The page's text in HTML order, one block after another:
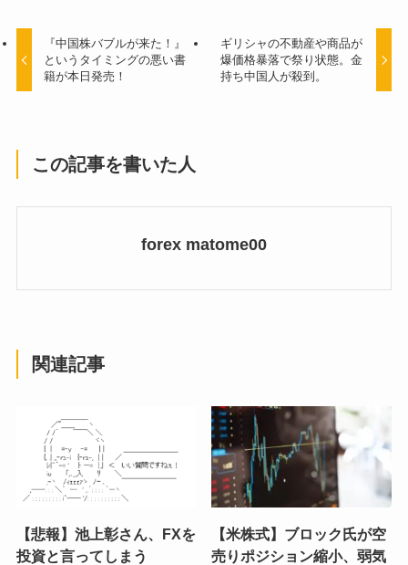
『中国株バブルが来た！』
というタイミングの悪い書
籍が本日発売！
ギリシャの不動産や商品が
爆価格暴落で祭り状態。金
持ち中国人が殺到。
この記事を書いた人
forex matome00
関連記事
【悲報】池上彰さん、FXを
投資と言ってしまう
【米株式】ブロック氏が空
売りポジション縮小、弱気